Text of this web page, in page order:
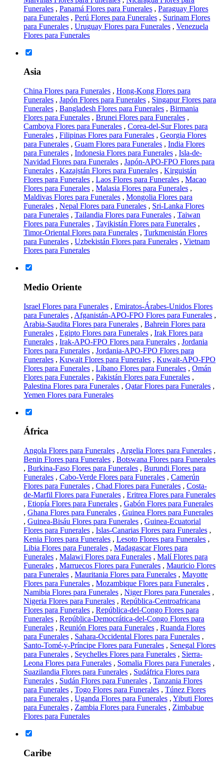
Funerales , Panamá Flores para Funerales , Paraguay Flores
para Funerales , Perú Flores para Funerales , Surinam Flores
para Funerales , Uruguay Flores para Funerales , Venezuela
Flores para Funerales
Asia
China Flores para Funerales , Hong-Kong Flores para
Funerales , Japón Flores para Funerales , Singapur Flores para
Funerales , Bangladesh Flores para Funerales , Birmania
Flores para Funerales , Brunei Flores para Funerales ,
Camboya Flores para Funerales , Corea-del-Sur Flores para
Funerales , Filipinas Flores para Funerales , Georgia Flores
para Funerales , Guam Flores para Funerales , India Flores
para Funerales , Indonesia Flores para Funerales , Isla-de-
Navidad Flores para Funerales , Japón-APO-FPO Flores para
Funerales , Kazajstán Flores para Funerales , Kirguistán
Flores para Funerales , Laos Flores para Funerales , Macao
Flores para Funerales , Malasia Flores para Funerales ,
Maldivas Flores para Funerales , Mongolia Flores para
Funerales , Nepal Flores para Funerales , Sri-Lanka Flores
para Funerales , Tailandia Flores para Funerales , Taiwan
Flores para Funerales , Tayikistán Flores para Funerales ,
Timor-Oriental Flores para Funerales , Turkmenistán Flores
para Funerales , Uzbekistán Flores para Funerales , Vietnam
Flores para Funerales
Medio Oriente
Israel Flores para Funerales , Emiratos-Árabes-Unidos Flores
para Funerales , Afganistán-APO-FPO Flores para Funerales ,
Arabia-Saudita Flores para Funerales , Bahrein Flores para
Funerales , Egipto Flores para Funerales , Irak Flores para
Funerales , Irak-APO-FPO Flores para Funerales , Jordania
Flores para Funerales , Jordania-APO-FPO Flores para
Funerales , Kuwait Flores para Funerales , Kuwait-APO-FPO
Flores para Funerales , Líbano Flores para Funerales , Omán
Flores para Funerales , Pakistán Flores para Funerales ,
Palestina Flores para Funerales , Qatar Flores para Funerales ,
Yemen Flores para Funerales
África
Angola Flores para Funerales , Argelia Flores para Funerales ,
Benin Flores para Funerales , Botswana Flores para Funerales
, Burkina-Faso Flores para Funerales , Burundi Flores para
Funerales , Cabo-Verde Flores para Funerales , Camerún
Flores para Funerales , Chad Flores para Funerales , Costa-
de-Marfil Flores para Funerales , Eritrea Flores para Funerales
, Etiopía Flores para Funerales , Gabón Flores para Funerales
, Ghana Flores para Funerales , Guinea Flores para Funerales
, Guinea-Bisáu Flores para Funerales , Guinea-Ecuatorial
Flores para Funerales , Islas-Canarias Flores para Funerales ,
Kenia Flores para Funerales , Lesoto Flores para Funerales ,
Libia Flores para Funerales , Madagascar Flores para
Funerales , Malawi Flores para Funerales , Malí Flores para
Funerales , Marruecos Flores para Funerales , Mauricio Flores
para Funerales , Mauritania Flores para Funerales , Mayotte
Flores para Funerales , Mozambique Flores para Funerales ,
Namibia Flores para Funerales , Niger Flores para Funerales ,
Nigeria Flores para Funerales , República-Centroafricana
Flores para Funerales , República-del-Congo Flores para
Funerales , República-Democrática-del-Congo Flores para
Funerales , Reunión Flores para Funerales , Ruanda Flores
para Funerales , Sahara-Occidental Flores para Funerales ,
Santo-Tomé-y-Príncipe Flores para Funerales , Senegal Flores
para Funerales , Seychelles Flores para Funerales , Sierra-
Leona Flores para Funerales , Somalia Flores para Funerales ,
Suazilandia Flores para Funerales , Sudáfrica Flores para
Funerales , Sudán Flores para Funerales , Tanzania Flores
para Funerales , Togo Flores para Funerales , Túnez Flores
para Funerales , Uganda Flores para Funerales , Yibuti Flores
para Funerales , Zambia Flores para Funerales , Zimbabue
Flores para Funerales
Caribe